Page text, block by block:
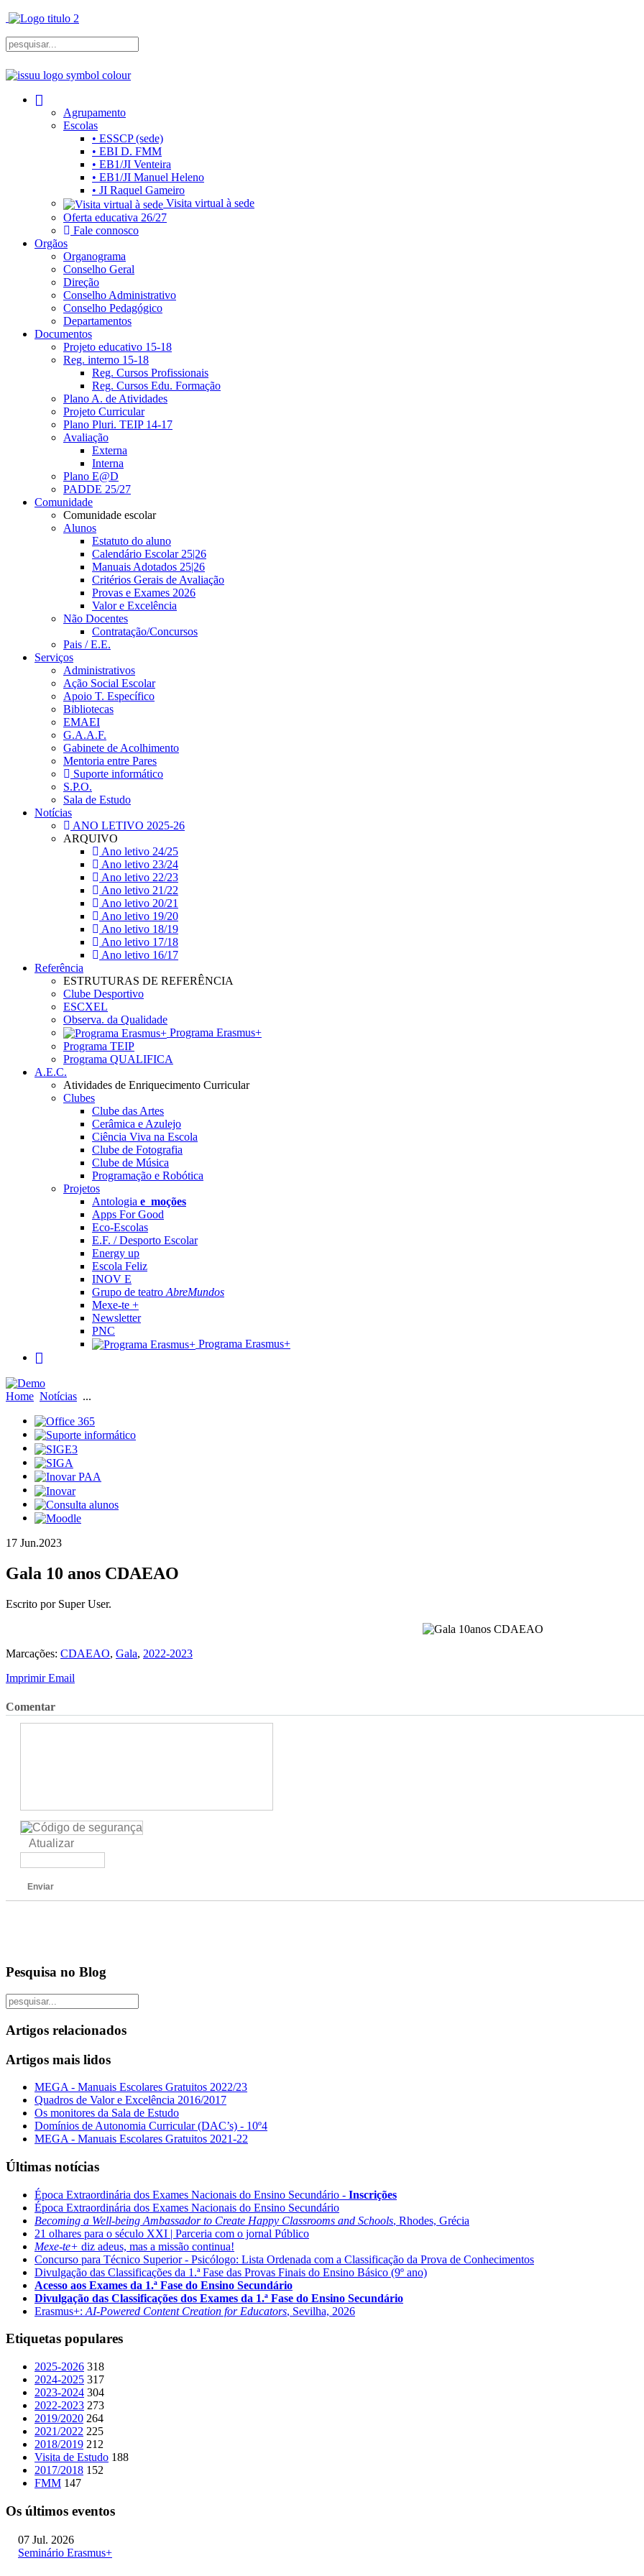
Agrupamento
Escolas
• ESSCP (sede)
• EBI D. FMM
• EB1/JI Venteira
• EB1/JI Manuel Heleno
• JI Raquel Gameiro
Visita virtual à sede
Oferta educativa 26/27
Fale connosco
Orgãos
Organograma
Conselho Geral
Direção
Conselho Administrativo
Conselho Pedagógico
Departamentos
Documentos
Projeto educativo 15-18
Reg. interno 15-18
Reg. Cursos Profissionais
Reg. Cursos Edu. Formação
Plano A. de Atividades
Projeto Curricular
Plano Pluri. TEIP 14-17
Avaliação
Externa
Interna
Plano E@D
PADDE 25/27
Comunidade
Comunidade escolar
Alunos
Estatuto do aluno
Calendário Escolar 25|26
Manuais Adotados 25|26
Critérios Gerais de Avaliação
Provas e Exames 2026
Valor e Excelência
Não Docentes
Contratação/Concursos
Pais / E.E.
Serviços
Administrativos
Ação Social Escolar
Apoio T. Específico
Bibliotecas
EMAEI
G.A.A.F.
Gabinete de Acolhimento
Mentoria entre Pares
Suporte informático
S.P.O.
Sala de Estudo
Notícias
ANO LETIVO 2025-26
ARQUIVO
Ano letivo 24/25
Ano letivo 23/24
Ano letivo 22/23
Ano letivo 21/22
Ano letivo 20/21
Ano letivo 19/20
Ano letivo 18/19
Ano letivo 17/18
Ano letivo 16/17
Referência
ESTRUTURAS DE REFERÊNCIA
Clube Desportivo
ESCXEL
Observa. da Qualidade
Programa Erasmus+
Programa TEIP
Programa QUALIFICA
A.E.C.
Atividades de Enriquecimento Curricular
Clubes
Clube das Artes
Cerâmica e Azulejo
Ciência Viva na Escola
Clube de Fotografia
Clube de Música
Programação e Robótica
Projetos
Antologia e_moções
Apps For Good
Eco-Escolas
E.F. / Desporto Escolar
Energy up
Escola Feliz
INOV E
Grupo de teatro AbreMundos
Mexe-te +
Newsletter
PNC
Programa Erasmus+
Home Notícias ...
17 Jun.2023
Gala 10 anos CDAEAO
Escrito por Super User.
Marcações: CDAEAO, Gala, 2022-2023
ImprimirEmail
Comentar
Atualizar
Enviar
Pesquisa no Blog
Artigos relacionados
Artigos mais lidos
MEGA - Manuais Escolares Gratuitos 2022/23
Quadros de Valor e Excelência 2016/2017
Os monitores da Sala de Estudo
Domínios de Autonomia Curricular (DAC’s) - 10º4
MEGA - Manuais Escolares Gratuitos 2021-22
Últimas notícias
Época Extraordinária dos Exames Nacionais do Ensino Secundário - Inscrições
Época Extraordinária dos Exames Nacionais do Ensino Secundário
Becoming a Well-being Ambassador to Create Happy Classrooms and Schools, Rhodes, Grécia
21 olhares para o século XXI | Parceria com o jornal Público
Mexe-te+ diz adeus, mas a missão continua!
Concurso para Técnico Superior - Psicólogo: Lista Ordenada com a Classificação da Prova de Conhecimentos
Divulgação das Classificações da 1.ª Fase das Provas Finais do Ensino Básico (9º ano)
Acesso aos Exames da 1.ª Fase do Ensino Secundário
Divulgação das Classificações dos Exames da 1.ª Fase do Ensino Secundário
Erasmus+: AI-Powered Content Creation for Educators, Sevilha, 2026
Etiquetas populares
2025-2026 318
2024-2025 317
2023-2024 304
2022-2023 273
2019/2020 264
2021/2022 225
2018/2019 212
Visita de Estudo 188
2017/2018 152
FMM 147
Os últimos eventos
07 Jul. 2026
Seminário Erasmus+